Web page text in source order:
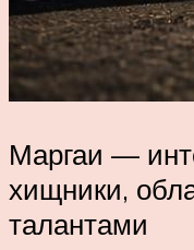
Маргаи —
хищники,
талантами